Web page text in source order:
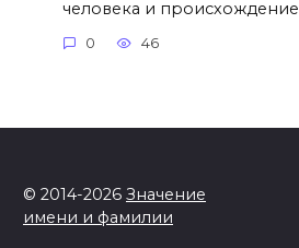
человека и происхождение
0 46
© 2014-2026 Значение
имени и фамилии